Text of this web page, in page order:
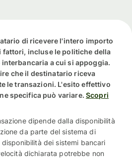
di ricevere l'intero importo
fattori, incluse le politiche della
interbancaria a cui si appoggia.
che il destinatario riceva
le transazioni. L'esito effettivo
specifica può variare. Scopri
dipende dalla disponibilità
da parte del sistema di
dei sistemi bancari
dichiarata potrebbe non